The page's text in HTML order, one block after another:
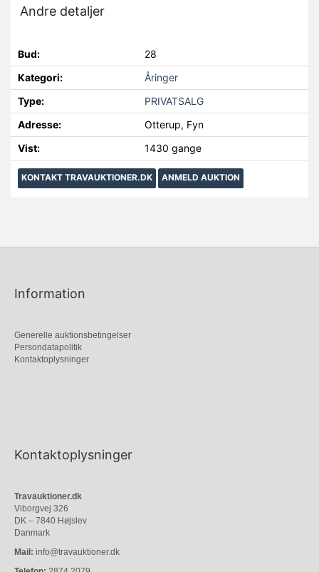
Andre detaljer
Bud:
28
Kategori:
Åringer
Type:
PRIVATSALG
Adresse:
Otterup, Fyn
Vist:
1430 gange
KONTAKT TRAVAUKTIONER.DK ANMELD AUKTION
Information
Generelle auktionsbetingelser
Persondatapolitik
Kontaktoplysninger
Kontaktoplysninger
Travauktioner.dk
Viborgvej 326
DK – 7840 Højslev
Danmark
Mail: info@travauktioner.dk